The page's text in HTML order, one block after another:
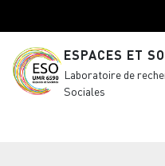
ESPACES ET
Laboratoire de
Sociales